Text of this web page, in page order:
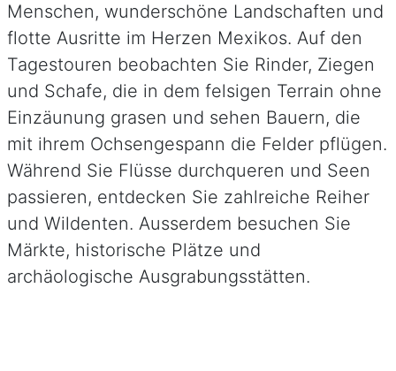
Menschen, wunderschöne Landschaften und
flotte Ausritte im Herzen Mexikos. Auf den
Tagestouren beobachten Sie Rinder, Ziegen
und Schafe, die in dem felsigen Terrain ohne
Einzäunung grasen und sehen Bauern, die
mit ihrem Ochsengespann die Felder pflügen.
Während Sie Flüsse durchqueren und Seen
passieren, entdecken Sie zahlreiche Reiher
und Wildenten. Ausserdem besuchen Sie
Märkte, historische Plätze und
archäologische Ausgrabungsstätten.